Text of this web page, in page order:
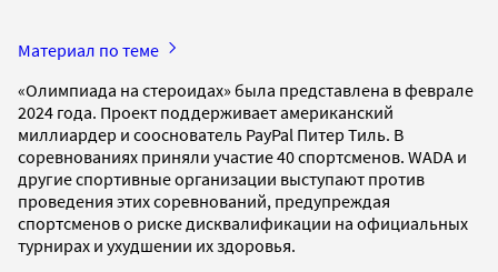
Материал по теме
«Олимпиада на стероидах» была представлена в феврале
2024 года. Проект поддерживает американский
миллиардер и сооснователь PayPal Питер Тиль. В
соревнованиях приняли участие 40 спортсменов. WADA и
другие спортивные организации выступают против
проведения этих соревнований, предупреждая
спортсменов о риске дисквалификации на официальных
турнирах и ухудшении их здоровья.